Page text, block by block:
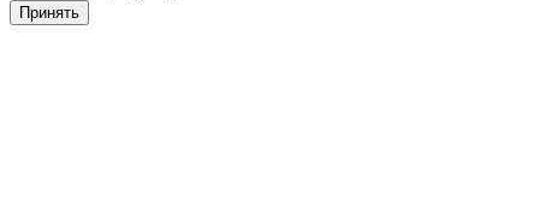
Принять